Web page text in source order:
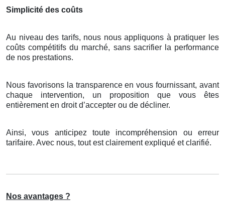
Simplicité des coûts
Au niveau des tarifs, nous nous appliquons à pratiquer les
coûts compétitifs du marché, sans sacrifier la performance
de nos prestations.
Nous favorisons la transparence en vous fournissant, avant
chaque intervention, un proposition que vous êtes
entièrement en droit d’accepter ou de décliner.
Ainsi, vous anticipez toute incompréhension ou erreur
tarifaire. Avec nous, tout est clairement expliqué et clarifié.
Nos avantages ?